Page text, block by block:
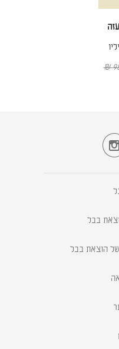
בבל
של הוצאת בבל